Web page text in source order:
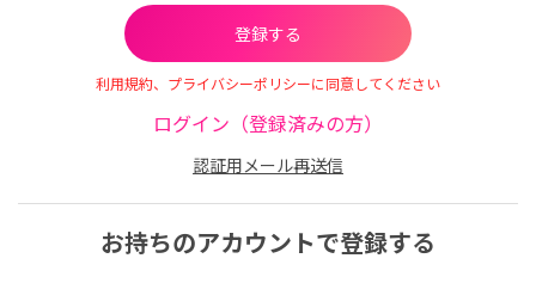
利用規約、プライバシーポリシーに同意してください
ログイン（登録済みの方）
認証用メール再送信
お持ちのアカウントで登録する